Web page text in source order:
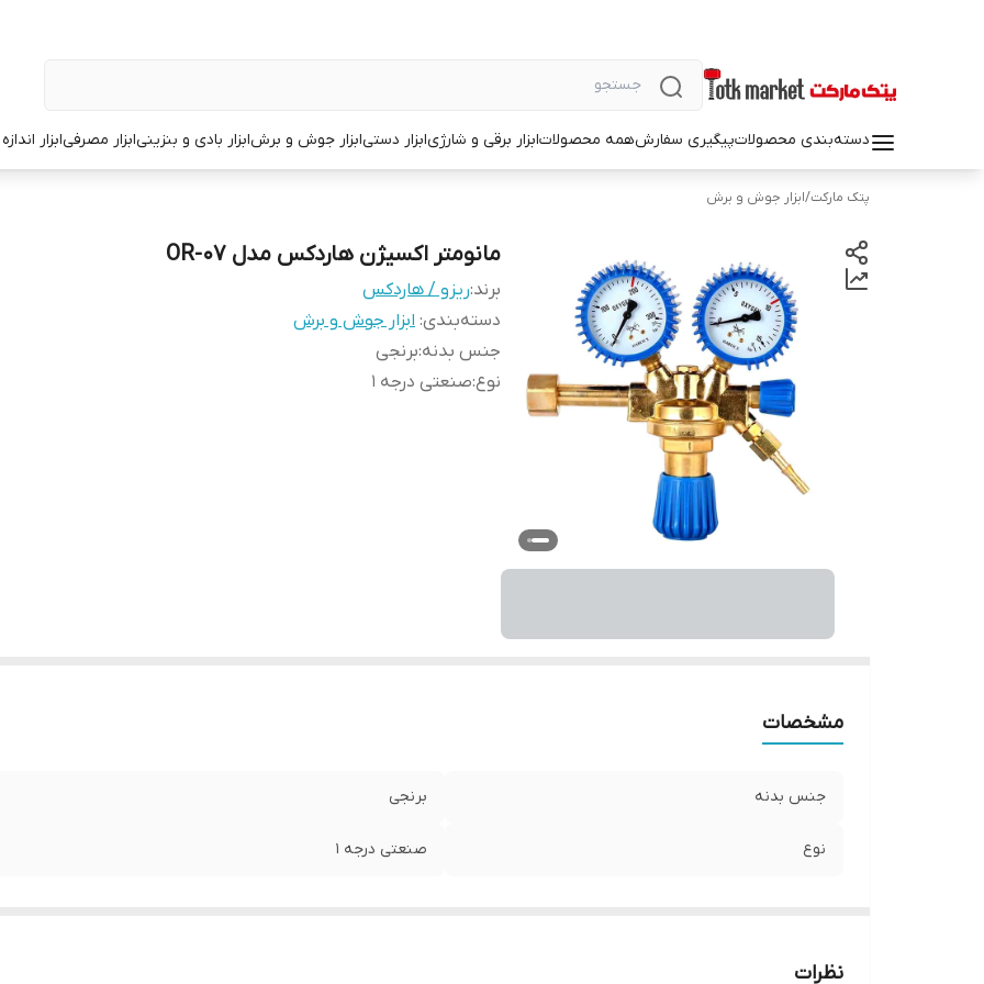
دسته‌بندی محصولاتپیگیری سفارشهمه محصولاتابزار برقی و شارژیابزار دستیابزار جوش و برشابزار بادی و بنزینیابزار مصرفیابزار
پتک مارکت/ابزار جوش و برش
مانومتر اکسیژن هاردکس مدل OR-07
برند:ریزو / هاردکس
دسته‌بندی: ابزار جوش و برش
جنس بدنه:برنجی
نوع:صنعتی درجه 1
مشخصات
جنس بدنه برنجی
نوع صنعتی درجه 1
نظرات